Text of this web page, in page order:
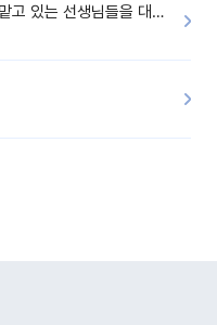
[설문조사/기프티콘] 만3-5세 담임을 맡고 있는 선생님들을 대상으로 설문조사를 합니다!